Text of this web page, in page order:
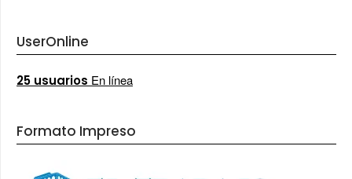
UserOnline
25 usuarios En línea
Formato Impreso